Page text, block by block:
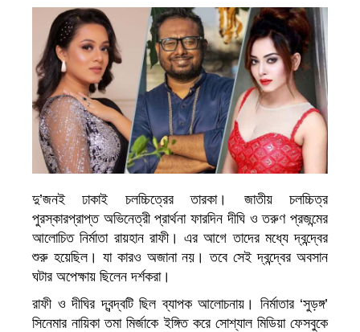
দু’জনই ঢাকাই চলচ্চিত্রের তারকা। জাতীয় চলচ্চিত্র
পুরস্কারপ্রাপ্ত অভিনেত্রী প্রার্থনা ফারদিন দীঘি ও তরুণ প্রজন্মের
আলোচিত নির্মাতা রায়হান রাফী। এর আগে তাদের মধ্যে দ্বন্দ্বের
শুরু হয়েছিল। যা কারও অজানা নয়। তবে সেই দ্বন্দ্বের অবসান
ঘটার অপেক্ষায় ছিলেন দর্শকরা।
রাফী ও দীঘির দ্বন্দ্বটি ছিল ব্যাপক আলোচনায়। নির্মাতার ‘সুড়ঙ্গ’
সিনেমার নায়িকা তমা মির্জাকে ইঙ্গিত করে সোশ্যাল মিডিয়া ফেসবুকে